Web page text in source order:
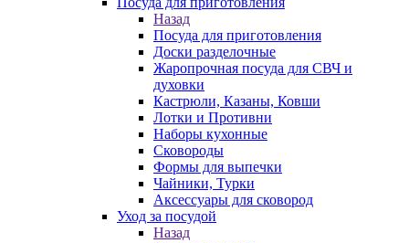
Назад
Посуда для приготовления
Доски разделочные
Жаропрочная посуда для СВЧ и
духовки
Кастрюли, Казаны, Ковши
Лотки и Противни
Наборы кухонные
Сковороды
Формы для выпечки
Чайники, Турки
Аксессуары для сковород
Уход за посудой
Назад